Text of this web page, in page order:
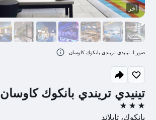
تينيدي تريندي بانكوك كاوسان
3 نجوم
بانكوك، تايلاند
آخر
صور لـ تينيدي تريندي بانكوك كاوسان